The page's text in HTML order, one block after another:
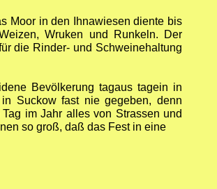
Moor in den Ihnawiesen diente bis
Wruken und Runkeln. Der
die Rinder- und Schweinehaltung
Bevölkerung tagaus tagein in
Suckow fast nie gegeben, denn
im Jahr alles von Strassen und
so groß, daß das Fest in eine